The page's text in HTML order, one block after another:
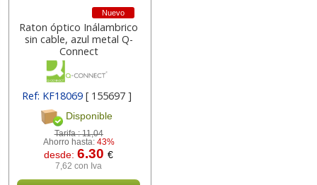
Nuevo
Raton óptico Inálambrico
sin cable, azul metal Q-
Connect
Ref: KF18069 [ 155697 ]
Disponible
Tarifa :11,04
Ahorro hasta: 43%
desde:6.30€
7,62 con Iva